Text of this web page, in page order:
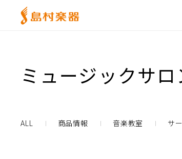
ミュージックサ
ALL 商品情報 音楽教室 サ